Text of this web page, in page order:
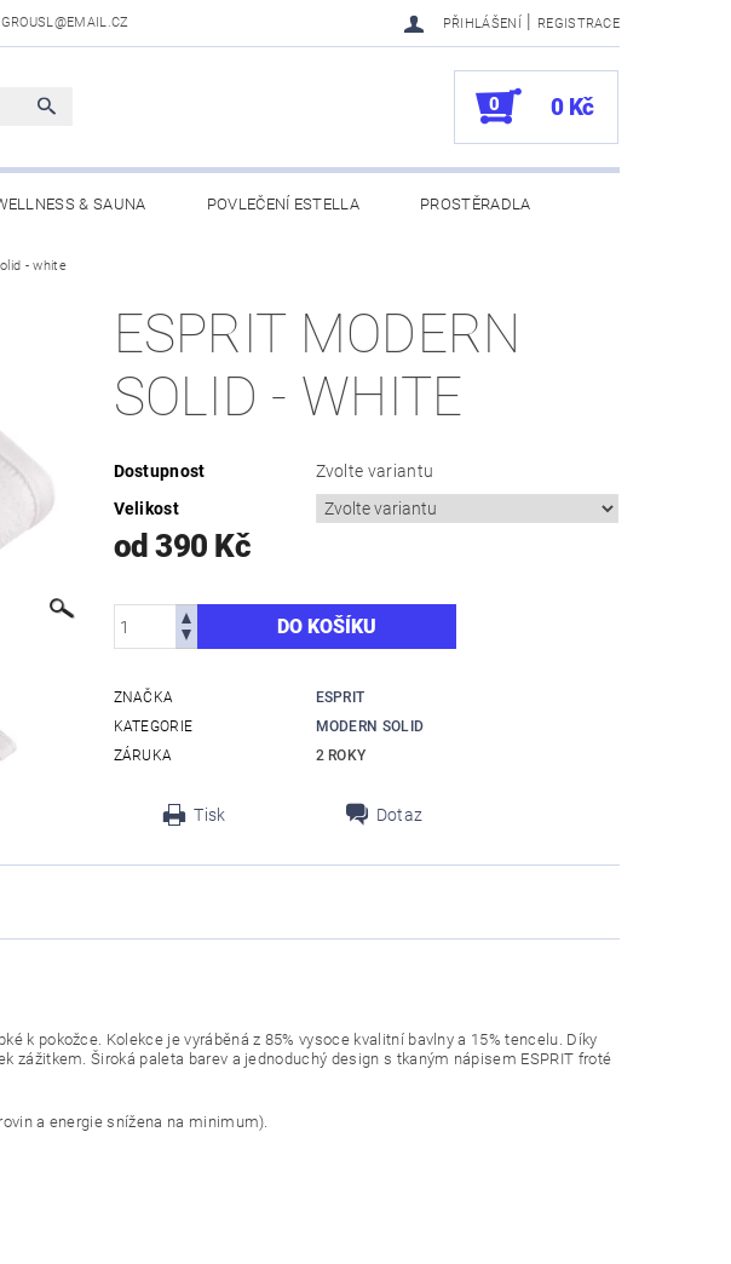
PŘIHLÁŠENÍ | REGISTRACE
0 0 Kč
& SAUNA POVLEČENÍ ESTELLA PROSTĚRADLA
DÁRKOVÉ SADY A POUKAZY
- white
ESPRIT MODERN
SOLID - WHITE
Dostupnost
Zvolte variantu
Velikost
od 390 Kč
ZNAČKA
ESPRIT
KATEGORIE
MODERN SOLID
ZÁRUKA
2 ROKY
Tisk Dotaz
k pokožce. Kolekce je vyráběná z 85% vysoce kvalitní bavlny a 15% tencelu. Díky
zážitkem. Široká paleta barev a jednoduchý design s tkaným nápisem ESPRIT froté
a energie snížena na minimum).